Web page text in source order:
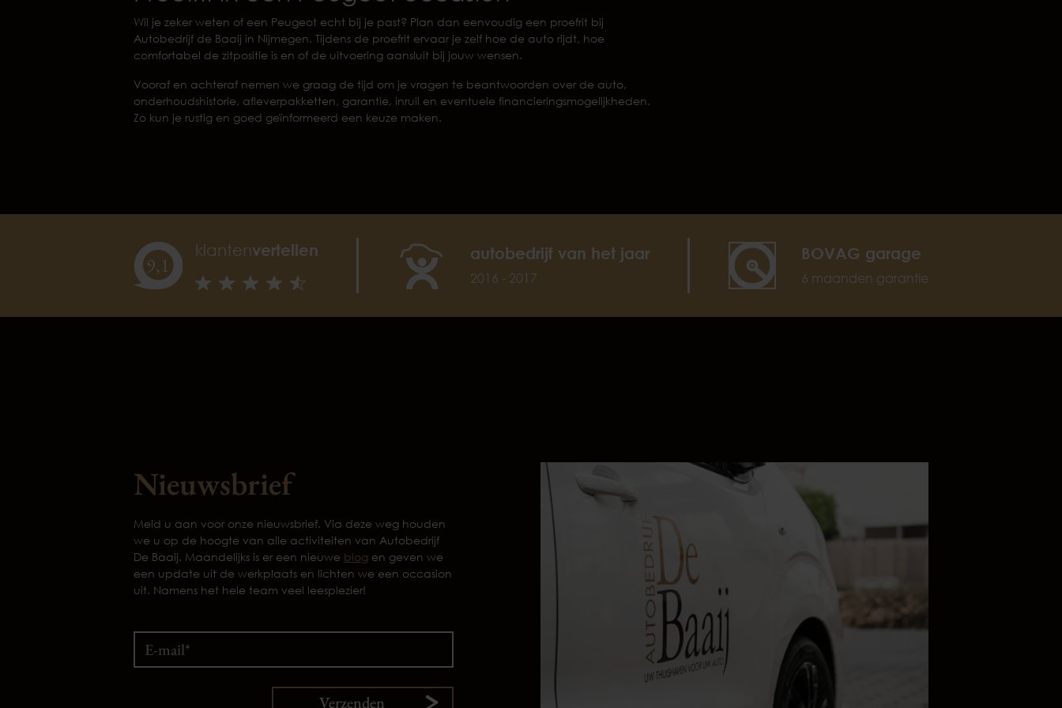
Wil je zeker weten of een Peugeot echt bij je past? Plan dan eenvoudig een proefrit bij
Autobedrijf de Baaij in Nijmegen. Tijdens de proefrit ervaar je zelf hoe de auto rijdt, hoe
comfortabel de zitpositie is en of de uitvoering aansluit bij jouw wensen.
Vooraf en achteraf nemen we graag de tijd om je vragen te beantwoorden over de auto,
onderhoudshistorie, afleverpakketten, garantie, inruil en eventuele financieringsmogelijkheden.
Zo kun je rustig en goed geïnformeerd een keuze maken.
9,1
klantenvertellen autobedrijf van het jaar
2016 - 2017
BOVAG garage
6 maanden garantie
Nieuwsbrief
Meld u aan voor onze nieuwsbrief. Via deze weg houden
we u op de hoogte van alle activiteiten van Autobedrijf
De Baaij. Maandelijks is er een nieuwe blog en geven we
een update uit de werkplaats en lichten we een occasion
uit. Namens het hele team veel leesplezier!
Verzenden